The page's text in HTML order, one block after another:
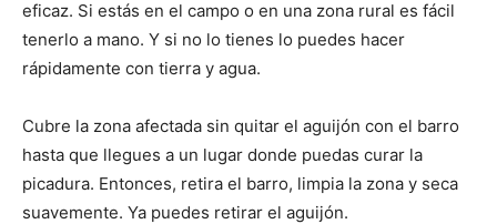
eficaz. Si estás en el campo o en una zona rural es fácil
tenerlo a mano. Y si no lo tienes lo puedes hacer
rápidamente con tierra y agua.
Cubre la zona afectada sin quitar el aguijón con el barro
hasta que llegues a un lugar donde puedas curar la
picadura. Entonces, retira el barro, limpia la zona y seca
suavemente. Ya puedes retirar el aguijón.